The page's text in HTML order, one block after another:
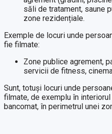
săli de tratament, saune
zone rezidențiale.
Exemple de locuri unde
fie filmate:
Zone publice agrement,
servicii de fitness,
Sunt, totuși locuri unde
filmate, de exemplu în
bancomat, în perimetrul unei